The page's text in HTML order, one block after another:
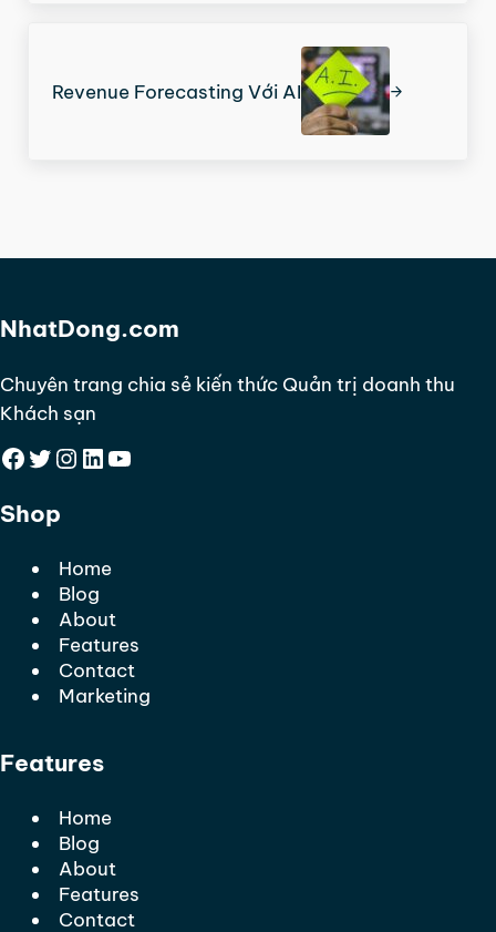
Revenue Forecasting Với AI
NhatDong.com
Chuyên trang chia sẻ kiến thức Quản trị doanh thu
Khách sạn
Facebook
Twitter
Instagram
LinkedIn
YouTube
Shop
Home
Blog
About
Features
Contact
Marketing
Features
Home
Blog
About
Features
Contact